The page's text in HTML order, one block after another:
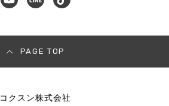
PAGE TOP
コクスン株式会社